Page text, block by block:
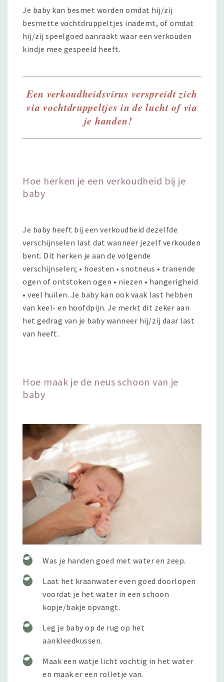
Je baby kan besmet worden omdat hij/zij
besmette vochtdruppeltjes inademt, of omdat
hij/zij speelgoed aanraakt waar een verkouden
kindje mee gespeeld heeft.
Een verkoudheidsvirus verspreidt zich
via vochtdruppeltjes in de lucht of via
je handen!
Hoe herken je een verkoudheid bij je
baby
Je baby heeft bij een verkoudheid dezelfde
verschijnselen last dat wanneer jezelf verkouden
bent. Dit herken je aan de volgende
verschijnselen; • hoesten • snotneus • tranende
ogen of ontstoken ogen • niezen • hangerigheid
• veel huilen. Je baby kan ook vaak last hebben
van keel- en hoofdpijn. Je merkt dit zeker aan
het gedrag van je baby wanneer hij/zij daar last
van heeft.
Hoe maak je de neus schoon van je
baby
Was je handen goed met water en zeep.
Laat het kraanwater even goed doorlopen
voordat je het water in een schoon
kopje/bakje opvangt.
Leg je baby op de rug op het
aankleedkussen.
Maak een watje licht vochtig in het water
en maak er een rolletje van.